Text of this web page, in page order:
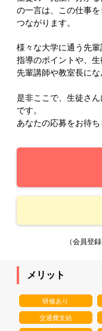
の一言は、この仕事
つながります。
様々な大学に通う先輩
指導のポイントや、生
先輩講師や教室長に
是非ここで、生徒さ
です。
あなたの応募をお待ち
（会員登
メリット
研修あり
交通費支給